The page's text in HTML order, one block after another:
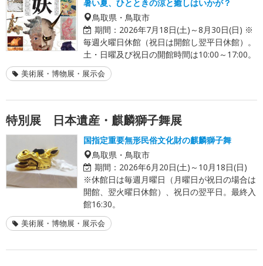
暑い夏、ひとときの涼と癒しはいかが？
鳥取県・鳥取市
期間： 2026年7月18日(土)～8月30日(日) ※
毎週火曜日休館（祝日は開館し翌平日休館）。
土・日曜及び祝日の開館時間は10:00～17:00。
美術展・博物展・展示会
特別展 日本遺産・麒麟獅子舞展
国指定重要無形民俗文化財の麒麟獅子舞
鳥取県・鳥取市
期間： 2026年6月20日(土)～10月18日(日)
※休館日は毎週月曜日（月曜日が祝日の場合は
開館、翌火曜日休館）、祝日の翌平日。最終入
館16:30。
美術展・博物展・展示会